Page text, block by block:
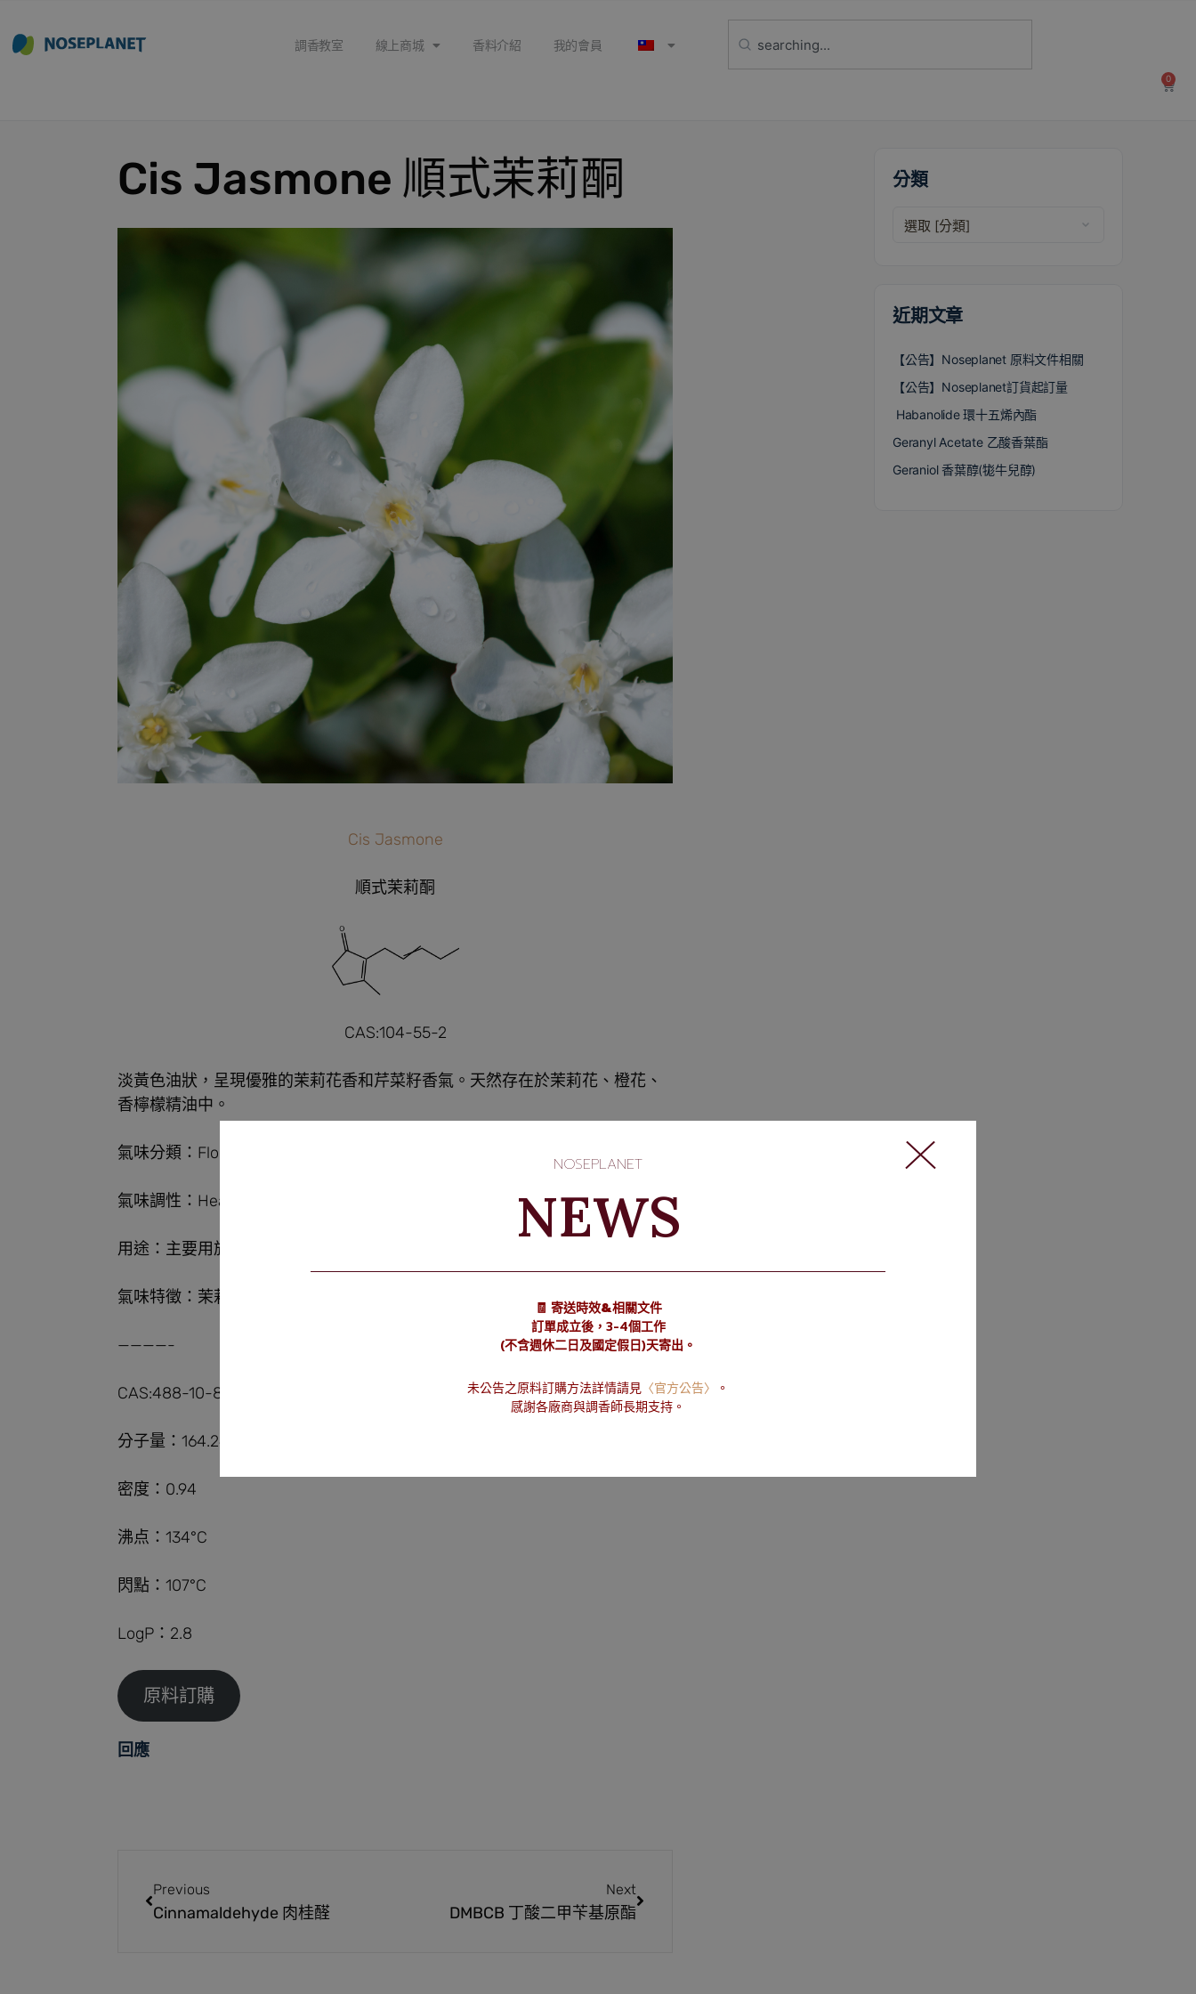
調香教室 線上商城 香料介紹 我的會員
0
Cis Jasmone 順式茉莉酮
Cis Jasmone
順式茉莉酮
CAS:104-55-2
淡黃色油狀，呈現優雅的茉莉花香和芹菜籽香氣。天然存在於茉莉花、橙花、
香檸檬精油中。
氣味分類：Floral
氣味調性：Heart/Base
用途：主要用於茉莉、鈴蘭、白色花香等清新花香香型。
氣味特徵：茉莉、鈴蘭、白花、清新、花香
————-
CAS:488-10-8
分子量：164.24
密度：0.94
沸点：134°C
閃點：107°C
LogP：2.8
原料訂購
回應
Previous
Cinnamaldehyde 肉桂醛
Next
DMBCB 丁酸二甲苄基原酯
分類
近期文章
【公告】Noseplanet 原料文件相關
【公告】Noseplanet訂貨起訂量
Habanolide 環十五烯內酯
Geranyl Acetate 乙酸香葉酯
Geraniol 香葉醇(牻牛兒醇)
NOSEPLANET
NEWS
🧾 寄送時效&相關文件
訂單成立後，3-4個工作
(不含週休二日及國定假日)天寄出。
未公告之原料訂購方法詳情請見 〈官方公告〉
。
感謝各廠商與調香師長期支持。